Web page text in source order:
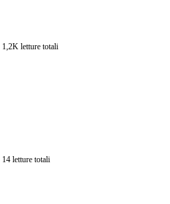
1,2K letture totali
14 letture totali